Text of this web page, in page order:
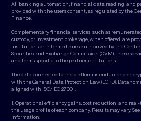
All banking automation, financial data reading, and
provided with the user's consent, as regulated by the
Finance.
Complementary financial services, such as
custody, or investment brokerage, when offered, are
institutions or intermediaries authorized by the
Securities and Exchange Commission (CVM). These
and terms specific to the partner institutions.
The data connected to the platform is end-to-end
with the General Data Protection Law (LGPD).
aligned with ISO/IEC 27001.
1. Operational efficiency gains, cost reduction, and
the usage profile of each company. Results may vary. See
information.